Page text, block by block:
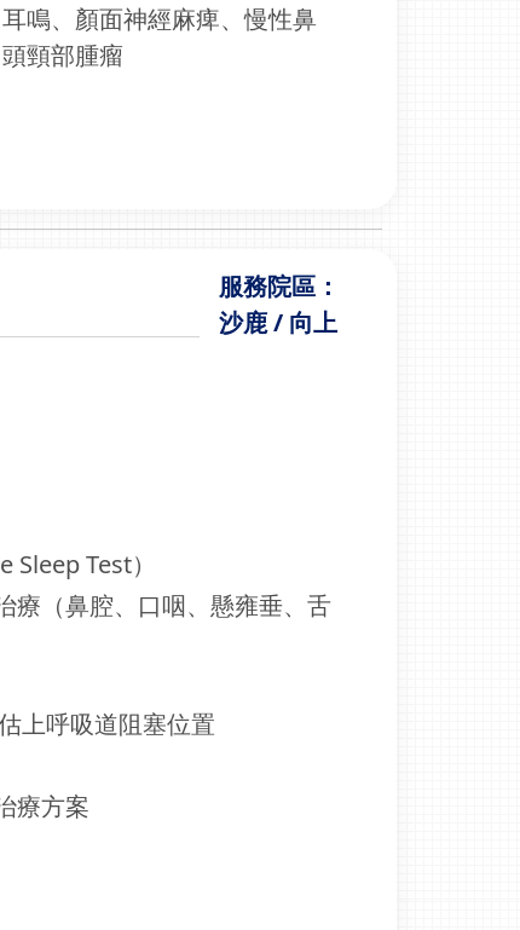
鳴、顏面神經麻痺、慢性鼻
頸部腫瘤
服務院區：
沙鹿 / 向上
Test）
療（鼻腔、口咽、懸雍垂、舌
上呼吸道阻塞位置
療方案